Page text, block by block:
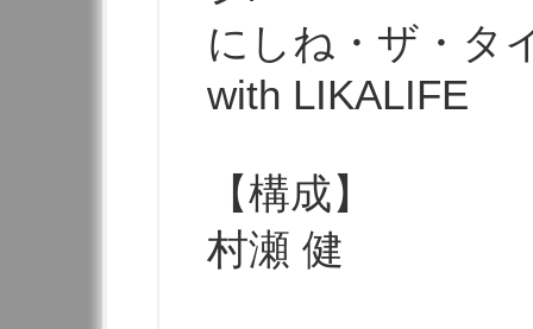
にしね・ザ・タ
with LIKALIFE
【構成】
村瀬 健